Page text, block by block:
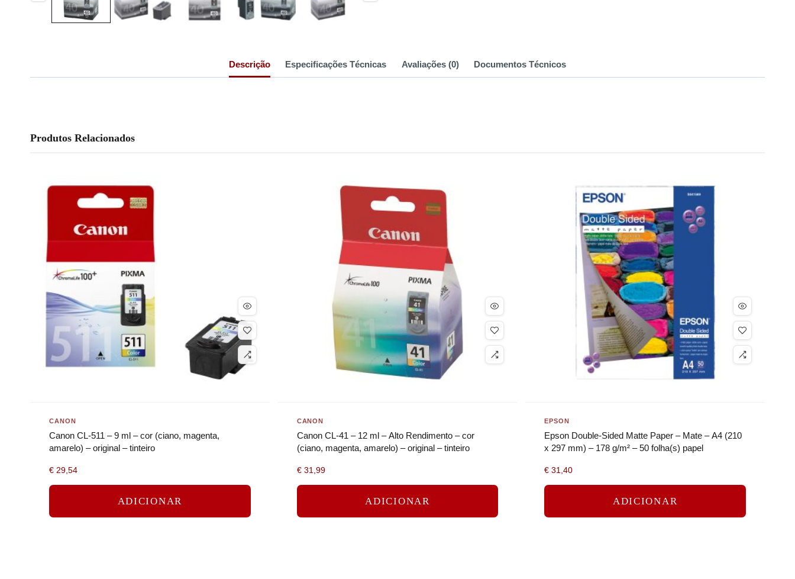
Descrição Especificações Técnicas Avaliações (0) Documentos Técnicos
Produtos Relacionados
CANON
Canon CL-511 – 9 ml – cor (ciano, magenta,
amarelo) – original – tinteiro
€ 29,54
ADICIONAR
CANON
Canon CL-41 – 12 ml – Alto Rendimento – cor
(ciano, magenta, amarelo) – original – tinteiro
€31,99
ADICIONAR
EPSON
Epson Double-Sided Matte Paper – Mate – A4 (210
x 297 mm) – 178 g/m² – 50 folha(s) papel
€ 31,40
ADICIONAR